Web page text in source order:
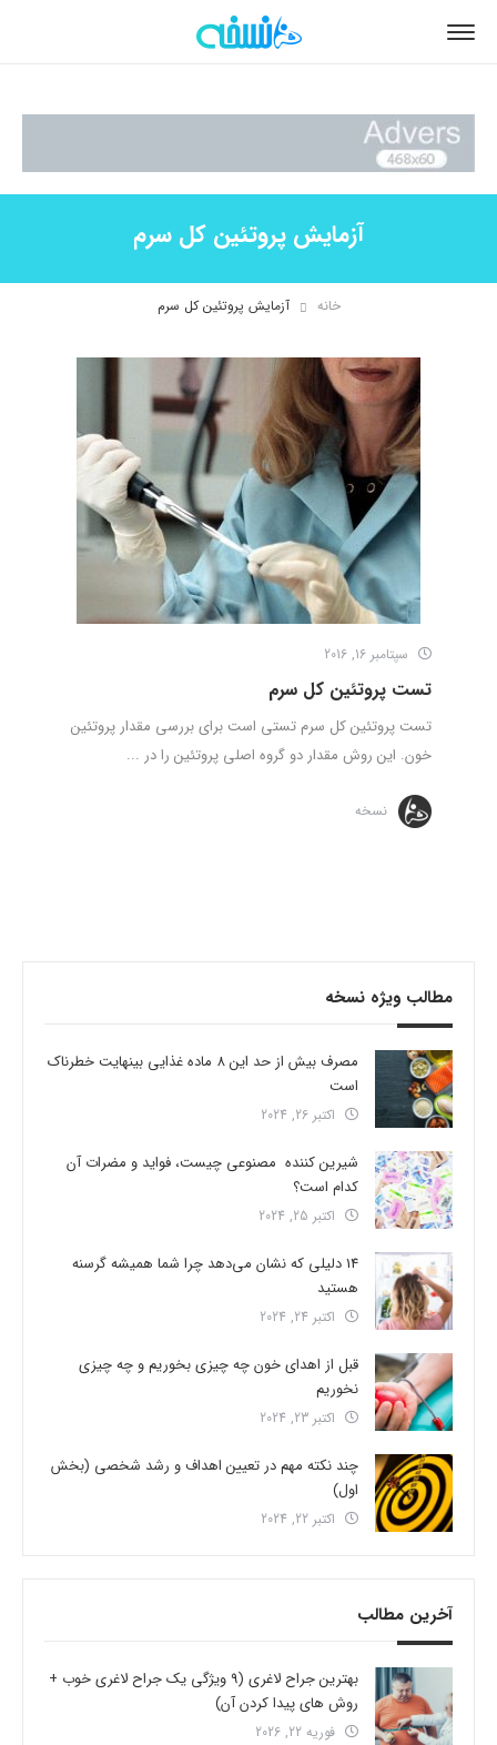
آزمایش پروتئین کل سرم
خانه آزمایش پروتئین کل سرم
سپتامبر 16, 2016
تست پروتئین کل سرم
تست پروتئین کل سرم تستی است برای بررسی مقدار پروتئین
خون. این روش مقدار دو گروه اصلی پروتئین را در ...
نسخه
مطالب ویژه نسخه
مصرف بیش از حد این 8 ماده غذایی بینهایت خطرناک
است
اکتبر 26, 2024
شیرین کننده مصنوعی چیست، فواید و مضرات آن
کدام است؟
اکتبر 25, 2024
14 دلیلی که نشان می‌دهد چرا شما همیشه گرسنه
هستید
اکتبر 24, 2024
قبل از اهدای خون چه چیزی بخوریم و چه چیزی
نخوریم
اکتبر 23, 2024
چند نکته مهم در تعیین اهداف و رشد شخصی (بخش
اول)
اکتبر 22, 2024
آخرین مطالب
بهترین جراح لاغری (9 ویژگی یک جراح لاغری خوب +
روش های پیدا کردن آن)
فوریه 22, 2026